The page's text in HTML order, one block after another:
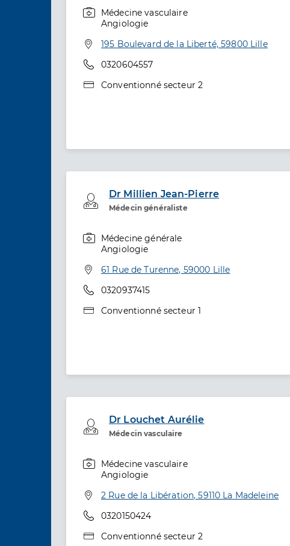
Spécialités
Médecine vasculaire
Angiologie
Adresse
195 Boulevard de la Liberté, 59800 Lille
Téléphone
0320604557
Type de convention
Conventionné secteur 2
Dr Millien Jean-Pierre
Médecin généraliste
Professionel de santé
Spécialités
Médecine générale
Angiologie
Adresse
61 Rue de Turenne, 59000 Lille
Téléphone
0320937415
Type de convention
Conventionné secteur 1
Dr Louchet Aurélie
Médecin vasculaire
Professionel de santé
Spécialités
Médecine vasculaire
Angiologie
Adresse
2 Rue de la Libération, 59110 La Madeleine
Téléphone
0320150424
Type de convention
Conventionné secteur 2